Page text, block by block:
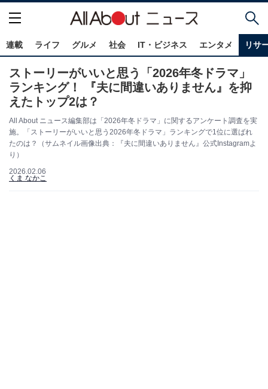
連載 ライフ グルメ 社会 IT・ビジネス エンタメ リサ
ストーリーがいいと思う「2026年冬ドラマ」
ランキング！ 『夫に間違いありません』を抑
えたトップ2は？
All About ニュース編集部は「2026年冬ドラマ」に関するアンケート調査を実
施。「ストーリーがいいと思う2026年冬ドラマ」ランキングで1位に選ばれ
たのは？（サムネイル画像出典：『夫に間違いありません』公式Instagramよ
り）
2026.02.06
くま なかこ